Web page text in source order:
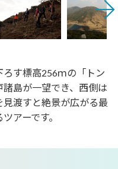
す標高256ｍの「トン
島が一望でき、西側は
渡すと絶景が広がる最
アーです。